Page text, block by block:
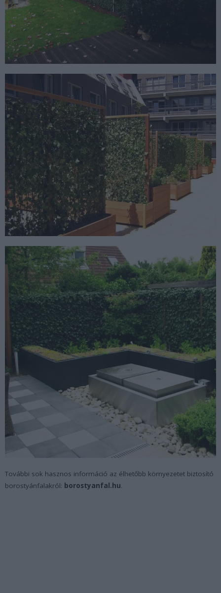
További sok hasznos információ az élhetőbb környezetet biztosító
borostyánfalakról: borostyanfal.hu.